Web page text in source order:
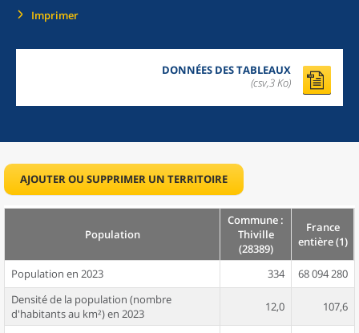
Imprimer
DONNÉES DES TABLEAUX
(csv,3 Ko)
AJOUTER OU SUPPRIMER UN TERRITOIRE
Population
Commune :
Thiville
(28389)
France
entière (1)
Population en 2023 334
68 094 280
Densité de la population (nombre
d'habitants au km²) en 2023
12,0 107,6